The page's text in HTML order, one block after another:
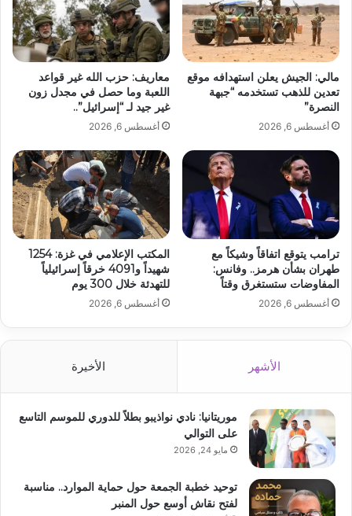
مالي: الجيش يعلن استهدافه موقع
تعدين للذهب تستخدمه “جبهة
النصرة”
أغسطس 6, 2026
معاريف: حزب الله غير قواعد
اللعبة وما حصل في مجدل زون
غير جيد لـ “إسرائيل”..
أغسطس 6, 2026
ترامب يتوقع اتفاقاً وشيكاً مع
طهران بشأن هرمز.. وفانس:
المفاوضات ستستغرق وقتاً
أغسطس 6, 2026
المكتب الإعلامي في غزة: 1254
شهيداً و4091 خرقاً إسرائيلياً
للتهدئة خلال 300 يوم
أغسطس 6, 2026
الأشهر الأخيرة
موريتانيا: نادي نواذيبو بطلاً للدوري للموسم التاسع
على التوالي
مايو 24, 2026
توحيد خطبة الجمعة حول حماية الموارد.. مناسبة
لفتح نقاش أوسع حول المنبر